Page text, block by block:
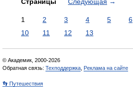
1 2 3 4 5 6
10
11 12 13
© Академик, 2000-2026
Обратная связь: Техподдержка Реклама на сайте
👣 Путешествия